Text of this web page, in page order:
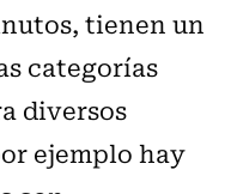
tienen un
categorías
diversos
ejemplo hay